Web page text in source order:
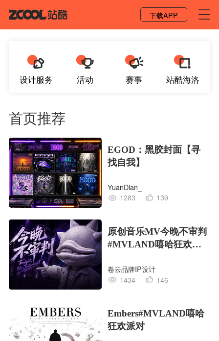
下载APP
设计服务 活动 赛事 站酷海洛
首页推荐
EGOD：黑胶封面【寻
找自我】
YuanDian_
1283
139
原创音乐MV今晚不审判
#MVLAND嘻哈狂欢派
卷云品牌IP设计
1434
146
Embers#MVLAND嘻哈
狂欢派对